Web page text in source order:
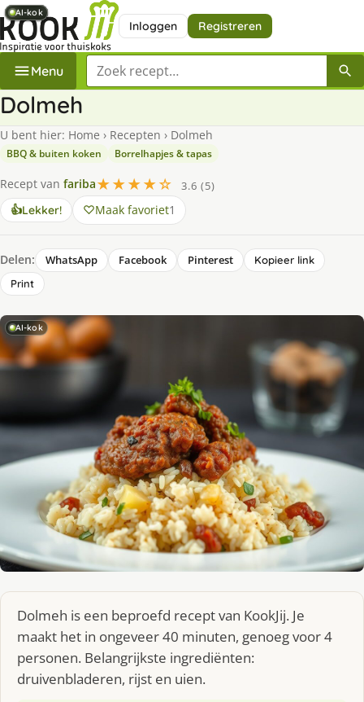
Inloggen Registreren
Menu Zoek een recept
Dolmeh
U bent hier: Home › Recepten › Dolmeh
BBQ & buiten koken Borrelhapjes & tapas
Recept van fariba★★★★☆
3.6 (5)
👍Lekker! Maak favoriet1
Delen: WhatsApp Facebook Pinterest
Kopieer link
Print
AI-kok
Dolmeh is een beproefd recept van KookJij. Je
maakt het in ongeveer 40 minuten, genoeg voor 4
personen. Belangrijkste ingrediënten:
druivenbladeren, rijst en uien.
AI-kok
AI-kok
AI-kok
AI-kok
AI-kok
AI-kok